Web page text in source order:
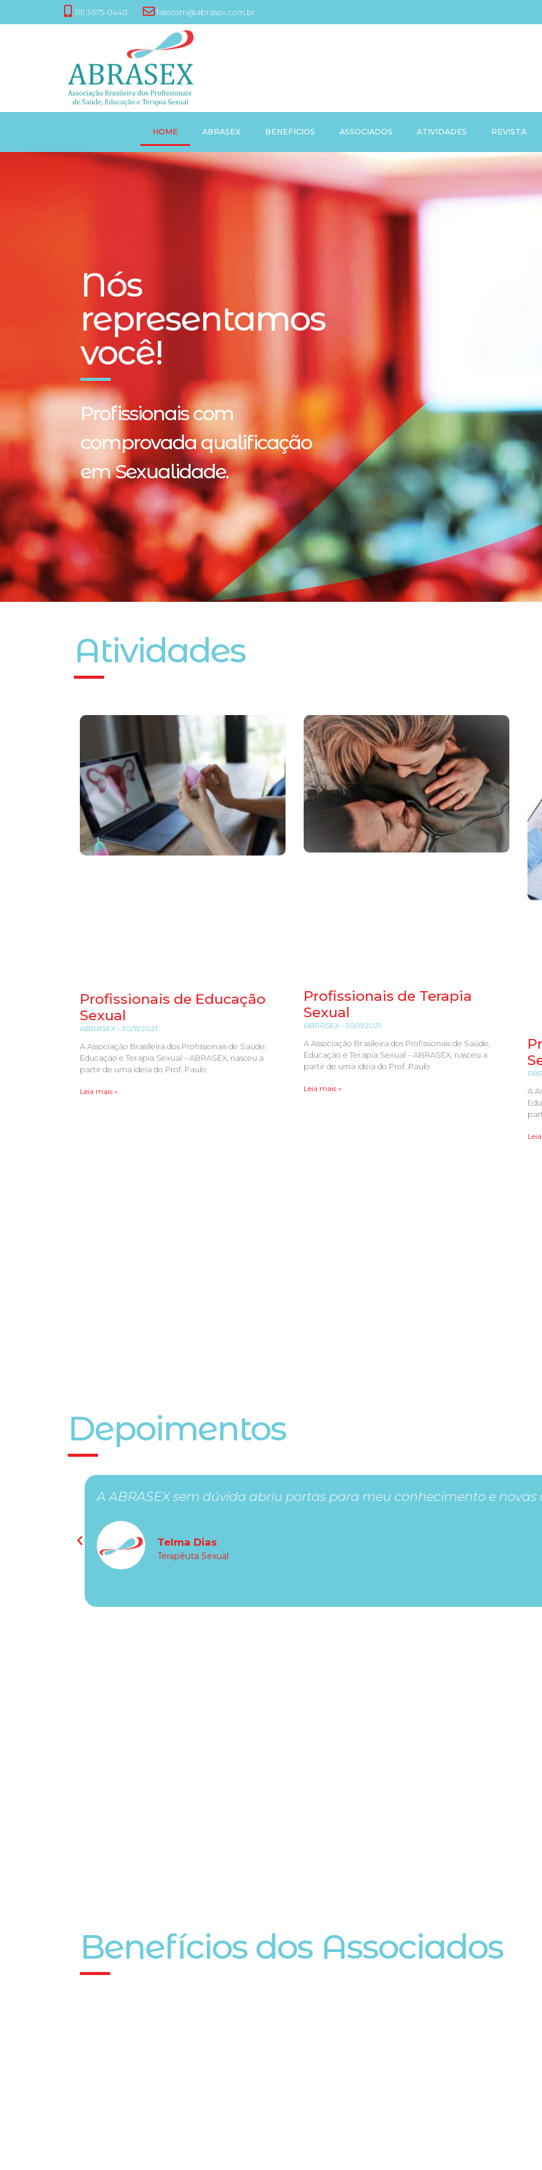
(11) 3675-0440 falecom@abrasex.com.br
HOME ABRASEX BENEFÍCIOS ASSOCIADOS ATIVIDADES REVISTA
Nós
representamos
você!
Profissionais com
comprovada qualificação
em Sexualidade.
Atividades
Profissionais de Educação
Sexual
ABRASEX
30/11/2021
A Associação Brasileira dos Profissionais de Saúde,
Educação e Terapia Sexual – ABRASEX, nasceu a
partir de uma ideia do Prof. Paulo
Leia mais »
Profissionais de Terapia
Sexual
ABRASEX
30/11/2021
A Associação Brasileira dos Profissionais de Saúde,
Educação e Terapia Sexual – ABRASEX, nasceu a
partir de uma ideia do Prof. Paulo
Leia mais »
A
Depoimentos
A ABRASEX sem dúvida abriu portas para meu conhecimento e
Telma Dias
Terapêuta Sexual
Benefícios dos Associados